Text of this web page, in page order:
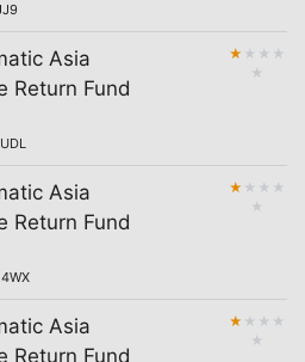
Asia
Return Fund
★ ★ ★ ★
★
Asia
Return Fund
★ ★ ★ ★
★
Asia
Return Fund
★ ★ ★ ★
★